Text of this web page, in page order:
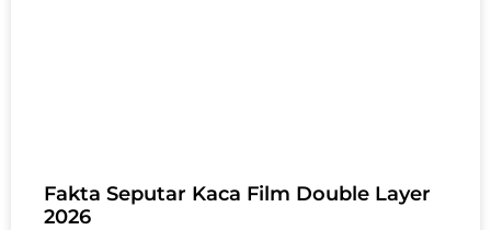
Fakta Seputar Kaca Film Double Layer
2026